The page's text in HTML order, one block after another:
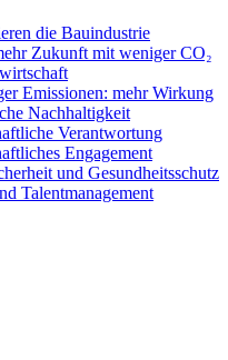
die Bauindustrie
Zukunft mit weniger CO₂
Emissionen: mehr Wirkung
Nachhaltigkeit
Verantwortung
Engagement
und Gesundheitsschutz
Talentmanagement